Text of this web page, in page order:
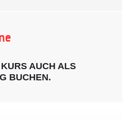
AUCH ALS
BUCHEN.